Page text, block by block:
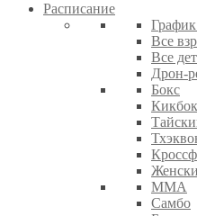
Расписание
Все
Все
Дрон-
Бокс
ММА
Самбо